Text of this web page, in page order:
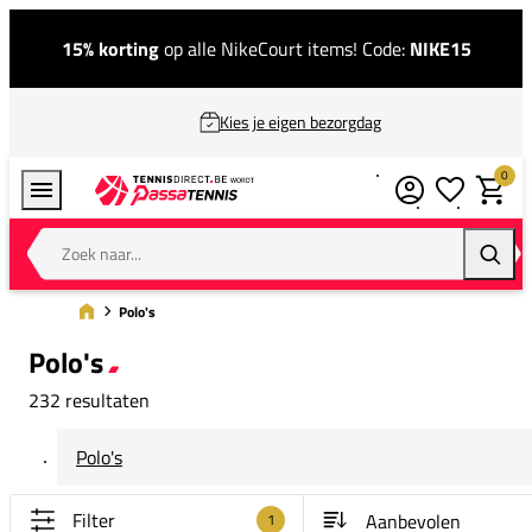
15% kortingop alle NikeCourt items! Code: NIKE15
Kies je eigen bezorgdag
Zoek naar...
0
Polo's
Polo's
232 resultaten
Polo's
Filter 1